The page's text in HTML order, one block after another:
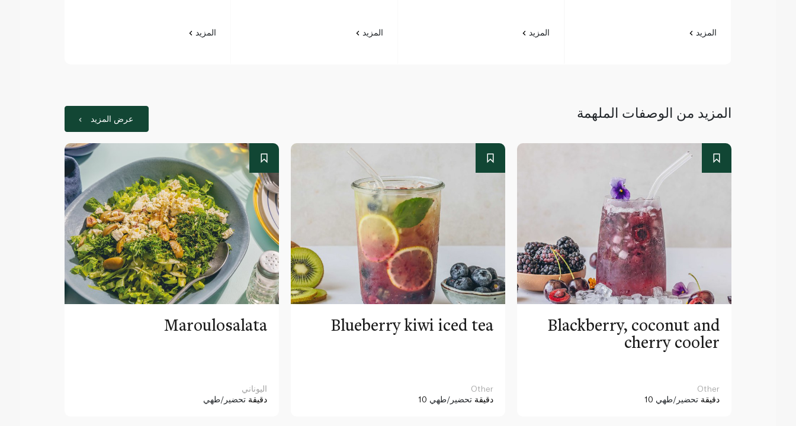
المزيد المزيد المزيد المزيد
المزيد من الوصفات الملهمة عرض المزيد
Maroulosalata
اليوناني
دقيقة تحضير/طهي
Blueberry kiwi iced tea
Other
10 دقيقة تحضير/طهي
Blackberry, coconut and
cherry cooler
Other
10 دقيقة تحضير/طهي